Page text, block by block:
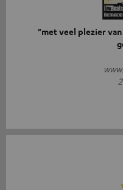
"met veel plezier